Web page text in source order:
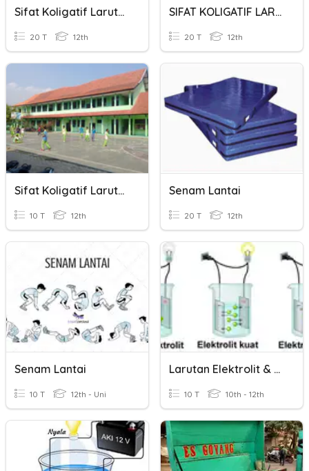
Sifat Koligatif Larutan
20 T 12th
SIFAT KOLIGATIF LARUTAN
20 T 12th
Sifat Koligatif Larutan
10 T 12th
Senam Lantai
20 T 12th
Senam Lantai
10 T 12th - Uni
Larutan Elektrolit & Non-Elektrolit
10 T 10th - 12th